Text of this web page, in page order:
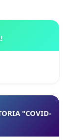
"COVID-